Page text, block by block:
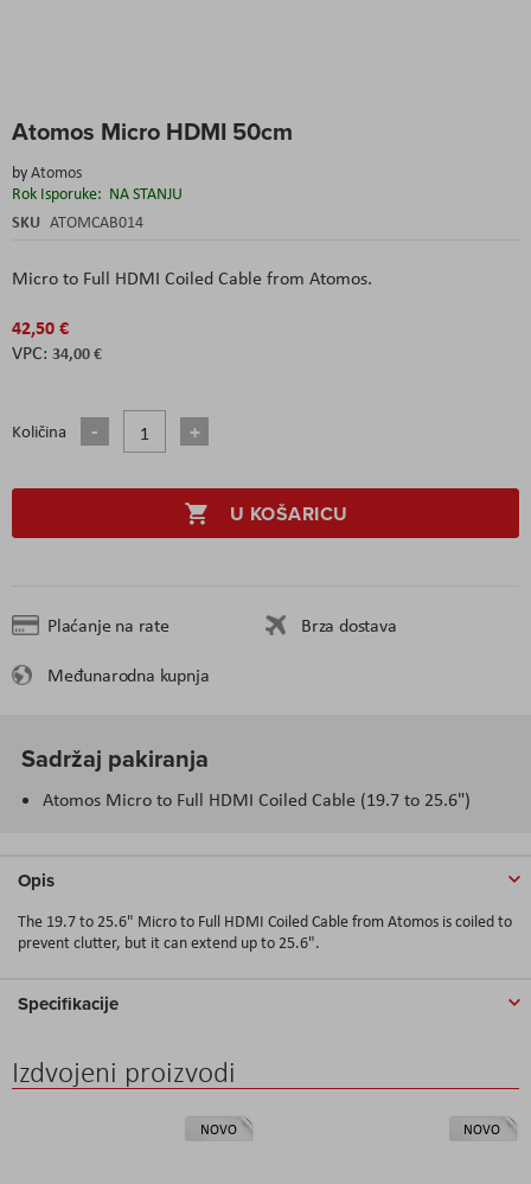
Atomos Micro HDMI 50cm
byAtomos
Rok Isporuke: NA STANJU
SKU ATOMCAB014
Micro to Full HDMI Coiled Cable from Atomos.
42,50 €
34,00 €
Količina
U KOŠARICU
Plaćanje na rate
Brza dostava
Međunarodna kupnja
to
beginning
of
the
Sadržaj pakiranja
Atomos Micro to Full HDMI Coiled Cable (19.7 to 25.6")
Opis
The 19.7 to 25.6" Micro to Full HDMI Coiled CablefromAtomos is coiled to
prevent clutter, but it can extend up to 25.6".
Specifikacije
Izdvojeni proizvodi
NOVO NOVO